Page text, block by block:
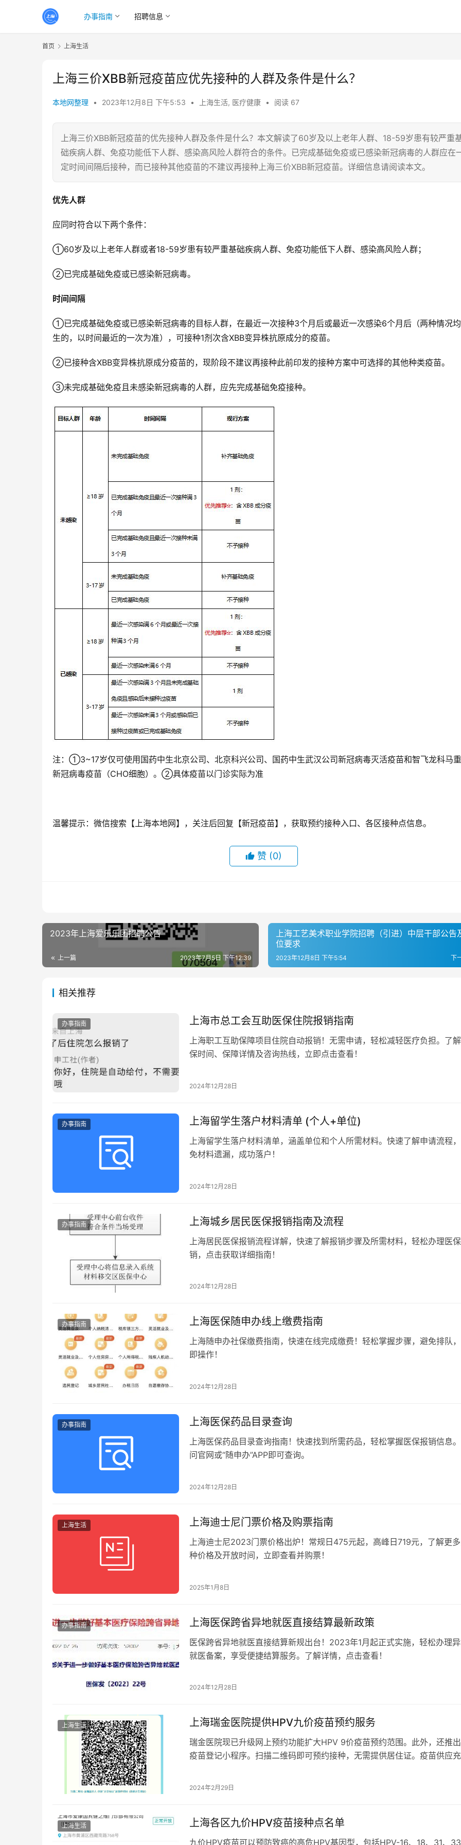
办事指南 招聘信息
首页 上海生活
上海三价XBB新冠疫苗应优先接种的人群及条件是什么？
本地网整理 • 2023年12月8日 下午5:53 • 上海生活, 医疗健康 • 阅读 67
上海三价XBB新冠疫苗的优先接种人群及条件是什么？本文解读了60岁及以上老年人群、18-59岁患有较严重
础疾病人群、免疫功能低下人群、感染高风险人群符合的条件。已完成基础免疫或已感染新冠病毒的人群应在
定时间间隔后接种，而已接种其他疫苗的不建议再接种上海三价XBB新冠疫苗。详细信息请阅读本文。
优先人群
应同时符合以下两个条件：
①60岁及以上老年人群或者18-59岁患有较严重基础疾病人群、免疫功能低下人群、感染高风险人群；
②已完成基础免疫或已感染新冠病毒。
时间间隔
①已完成基础免疫或已感染新冠病毒的目标人群，在最近一次接种3个月后或最近一次感染6个月后（两种情况
生的，以时间最近的一次为准），可接种1剂次含XBB变异株抗原成分的疫苗。
②已接种含XBB变异株抗原成分疫苗的，现阶段不建议再接种此前印发的接种方案中可选择的其他种类疫苗。
③未完成基础免疫且未感染新冠病毒的人群，应先完成基础免疫接种。
注：①3~17岁仅可使用国药中生北京公司、北京科兴公司、国药中生武汉公司新冠病毒灭活疫苗和智飞龙科马
新冠病毒疫苗（CHO细胞）。②具体疫苗以门诊实际为准
温馨提示：微信搜索【上海本地网】，关注后回复【新冠疫苗】，获取预约接种入口、各区接种点信息。
赞 (0)
2023年上海爱乐乐团招聘公告
上一篇 2023年7月5日 下午12:39
上海工艺美术职业学院招聘（引进）中层干部公告
位要求
下
2023年12月8日 下午5:54
相关推荐
办事指南 上海市总工会互助医保住院报销指南
上海职工互助保障项目住院自动报销！无需申请，轻松减轻医疗负担。了
保时间、保障详情及咨询热线，立即点击查看！
2024年12月28日
办事指南 上海留学生落户材料清单 (个人+单位)
上海留学生落户材料清单，涵盖单位和个人所需材料。快速了解申请流程
免材料遗漏，成功落户！
2024年12月28日
办事指南 上海城乡居民医保报销指南及流程
上海居民医保报销流程详解，快速了解报销步骤及所需材料，轻松办理医
销，点击获取详细指南！
2024年12月28日
办事指南 上海医保随申办线上缴费指南
上海随申办社保缴费指南，快速在线完成缴费！轻松掌握步骤，避免排队
即操作！
2024年12月28日
办事指南 上海医保药品目录查询
上海医保药品目录查询指南！快速找到所需药品，轻松掌握医保报销信息
问官网或“随申办”APP即可查询。
2024年12月28日
上海生活 上海迪士尼门票价格及购票指南
上海迪士尼2023门票价格出炉！常规日475元起，高峰日719元，了解更
种价格及开放时间，立即查看并购票！
2025年1月8日
办事指南 上海医保跨省异地就医直接结算最新政策
医保跨省异地就医直接结算新规出台！2023年1月起正式实施，轻松办理
就医备案，享受便捷结算服务。了解详情，点击查看！
2024年12月28日
上海生活 上海瑞金医院提供HPV九价疫苗预约服务
瑞金医院现已升级网上预约功能扩大HPV 9价疫苗预约范围。此外，还推
疫苗登记小程序。扫描二维码即可预约接种，无需提供居住证。疫苗供应充
式：上海儿童医学中心hpv疫苗预约方式。
2024年2月29日
上海生活 上海各区九价HPV疫苗接种点名单
九价HPV疫苗可以预防致癌的高危HPV基因型，包括HPV-16、18、31、